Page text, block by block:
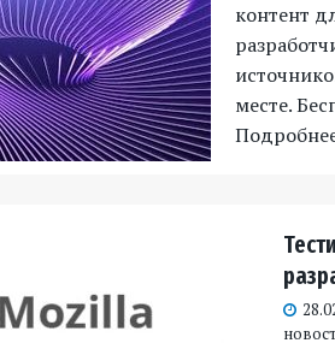
контент
месте.